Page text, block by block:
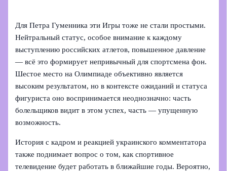
Для Петра Гуменника эти Игры тоже не стали простыми.
Нейтральный статус, особое внимание к каждому
выступлению российских атлетов, повышенное давление
— всё это формирует непривычный для спортсмена фон.
Шестое место на Олимпиаде объективно является
высоким результатом, но в контексте ожиданий и статуса
фигуриста оно воспринимается неоднозначно: часть
болельщиков видит в этом успех, часть — упущенную
возможность.
История с кадром и реакцией украинского комментатора
также поднимает вопрос о том, как спортивное
телевидение будет работать в ближайшие годы. Вероятно,